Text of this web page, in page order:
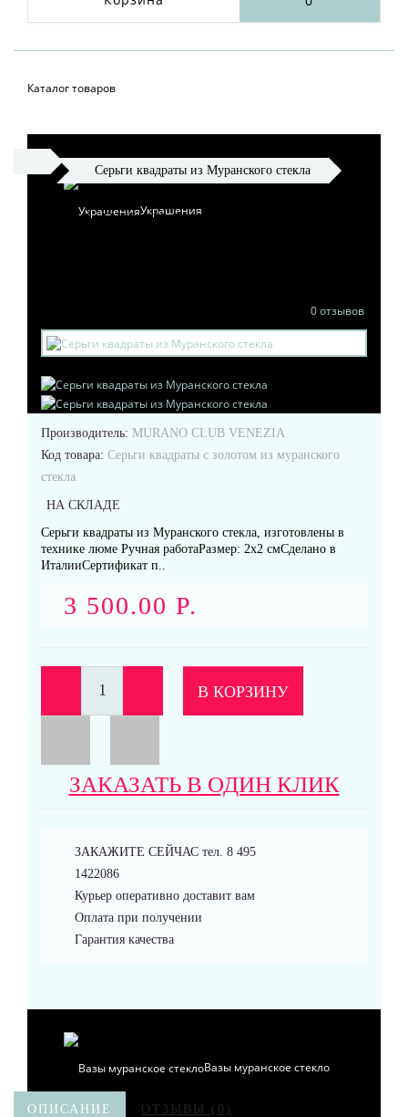
Каталог товаров
Украшения
Бусы и колье
Кольца
Серьги
Аксессуары
Вазы муранское стекло
Серьги квадраты из Муранского стекла
СЕРЬГИ КВАДРАТЫ ИЗ
0 отзывов
Производитель: MURANO CLUB VENEZIA
Код товара: Серьги квадраты с золотом из муранского
стекла
НА СКЛАДЕ
Серьги квадраты из Муранского стекла, изготовлены в
технике люме Ручная работаРазмер: 2x2 смСделано в
ИталииСертификат п..
3 500.00 Р.
В КОРЗИНУ
ЗАКАЗАТЬ В ОДИН КЛИК
ЗАКАЖИТЕ СЕЙЧАС тел. 8 495
1422086
Курьер оперативно доставит вам
Оплата при получении
Гарантия качества
ОПИСАНИЕ ОТЗЫВЫ (0)